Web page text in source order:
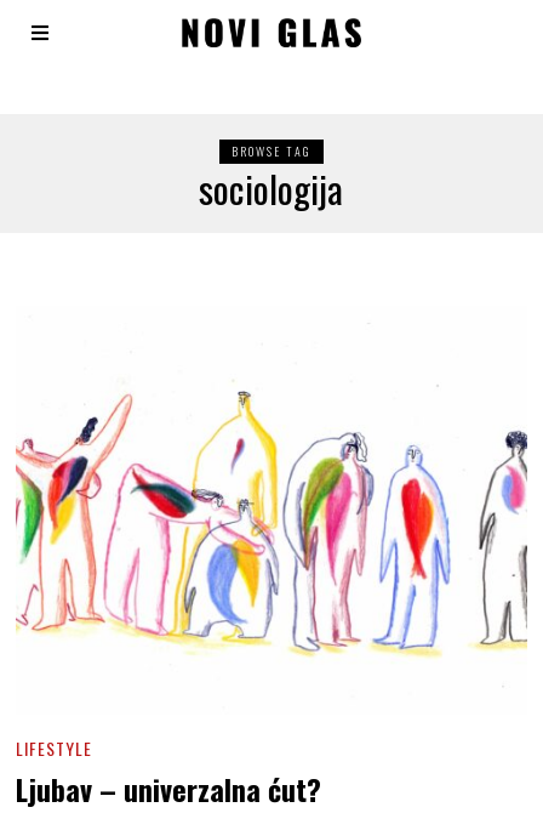
BROWSE TAG
sociologija
LIFESTYLE
Ljubav – univerzalna ćut?